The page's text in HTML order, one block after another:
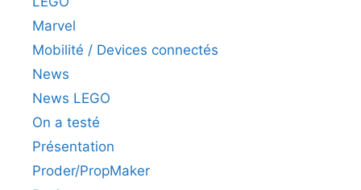
Marvel
Mobilité / Devices connectés
News
News LEGO
On a testé
Présentation
Proder/PropMaker